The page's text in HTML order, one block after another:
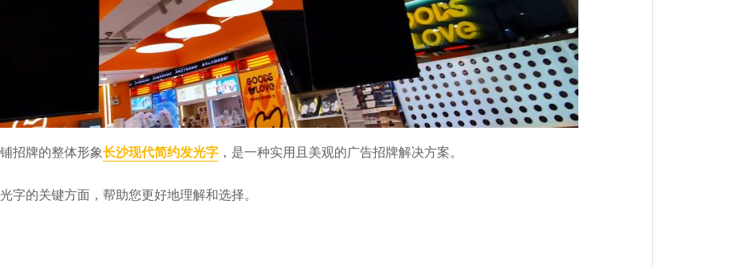
招牌的整体形象长沙现代简约发光字 ，是一种实用且美观的广告招牌解决方案。
的关键方面，帮助您更好地理解和选择。